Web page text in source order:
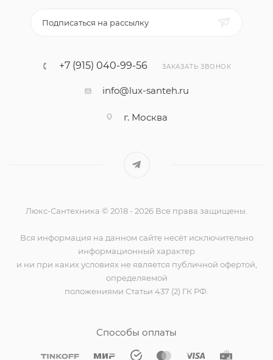
Подписаться на рассылку
+7 (915) 040-99-56 ЗАКАЗАТЬ ЗВОНОК
info@lux-santeh.ru
г. Москва
Люкс-Сантехника © 2018 - 2026 Все права защищены.
Вся информация на данном сайте несёт исключительно
информационный характер
и ни при каких условиях не является публичной офертой,
определяемой
положениями Статьи 437 (2) ГК РФ.
Способы оплаты